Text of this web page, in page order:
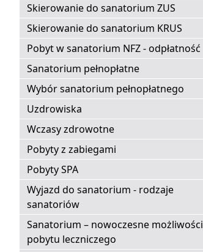
Skierowanie do sanatorium ZUS
Skierowanie do sanatorium KRUS
Pobyt w sanatorium NFZ - odpłatność
Sanatorium pełnopłatne
Wybór sanatorium pełnopłatnego
Uzdrowiska
Wczasy zdrowotne
Pobyty z zabiegami
Pobyty SPA
Wyjazd do sanatorium - rodzaje
sanatoriów
Sanatorium – nowoczesne możliwości
pobytu leczniczego